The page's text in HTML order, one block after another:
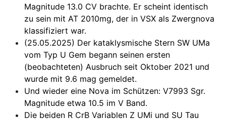
Magnitude 13.0 CV brachte. Er scheint identisch
zu sein mit AT 2010mg, der in VSX als Zwergnova
klassifiziert war.
(25.05.2025) Der kataklysmische Stern SW UMa
vom Typ U Gem begann seinen ersten
(beobachteten) Ausbruch seit Oktober 2021 und
wurde mit 9.6 mag gemeldet.
Und wieder eine Nova im Schützen: V7993 Sgr.
Magnitude etwa 10.5 im V Band.
Die beiden R CrB Variablen Z UMi und SU Tau